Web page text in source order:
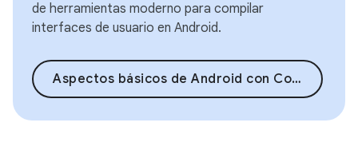
de herramientas moderno para compilar
interfaces de usuario en Android.
Aspectos básicos de Android con Compose